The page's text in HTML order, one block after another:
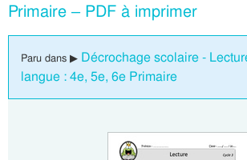
Primaire – PDF à imprimer
Paru dans ▶ Décrochage scolaire -
langue : 4e, 5e, 6e Primaire